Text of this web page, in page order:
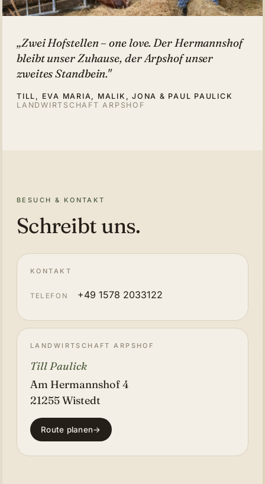
„Zwei Hofstellen – one love. Der Hermannshof
bleibt unser Zuhause, der Arpshof unser
zweites Standbein."
TILL, EVA MARIA, MALIK, JONA & PAUL PAULICK
LANDWIRTSCHAFT ARPSHOF
BESUCH & KONTAKT
Schreibt uns.
KONTAKT
TELEFON +49 1578 2033122
LANDWIRTSCHAFT ARPSHOF
Till Paulick
Am Hermannshof 4
21255 Wistedt
Route planen→